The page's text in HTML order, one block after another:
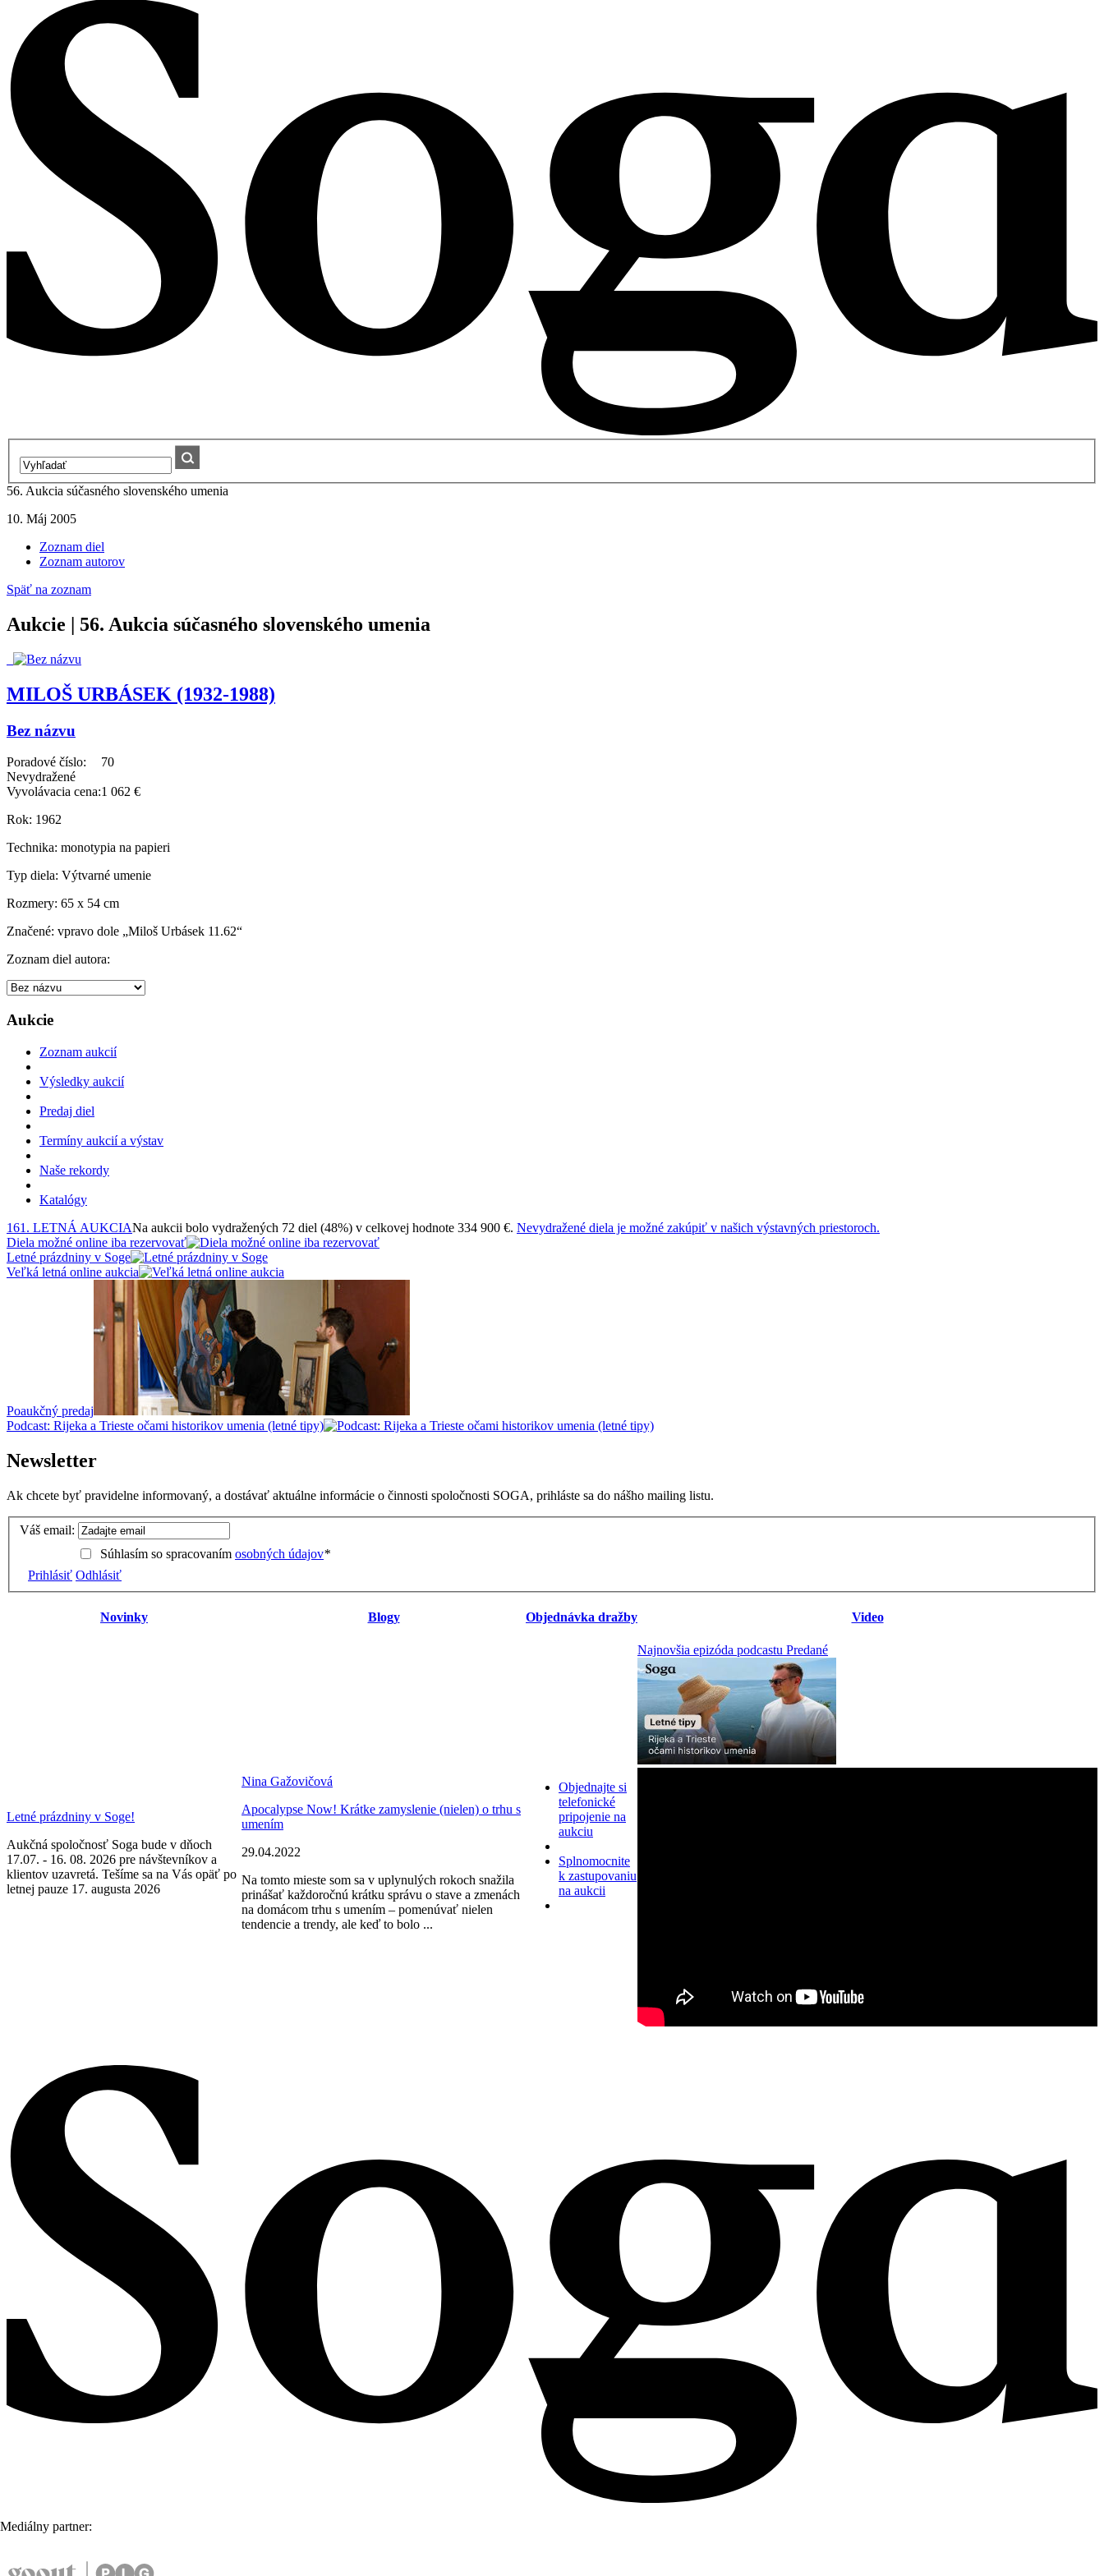
56. Aukcia súčasného slovenského umenia
10. Máj 2005
Zoznam diel
Zoznam autorov
Späť na zoznam
Aukcie | 56. Aukcia súčasného slovenského umenia
MILOŠ URBÁSEK (1932-1988)
Bez názvu
Poradové číslo:
70
Nevydražené
Vyvolávacia cena:1 062 €
Rok: 1962
Technika: monotypia na papieri
Typ diela: Výtvarné umenie
Rozmery: 65 x 54 cm
Značené: vpravo dole „Miloš Urbásek 11.62“
Zoznam diel autora:
Aukcie
Zoznam aukcií
Výsledky aukcií
Predaj diel
Termíny aukcií a výstav
Naše rekordy
Katalógy
161. LETNÁ AUKCIANa aukcii bolo vydražených 72 diel (48%) v celkovej hodnote 334 900 €. Nevydražené diela je možné zakúpiť v našich výstavných priestoroch.
Diela možné online iba rezervovať
Letné prázdniny v Soge
Veľká letná online aukcia
Poaukčný predaj
Podcast: Rijeka a Trieste očami historikov umenia (letné tipy)
Newsletter
Ak chcete byť pravidelne informovaný, a dostávať aktuálne informácie o činnosti spoločnosti SOGA, prihláste sa do nášho mailing listu.
Váš email:
Súhlasím so spracovaním osobných údajov*
Prihlásiť Odhlásiť
Novinky Blogy Objednávka dražby Video
Letné prázdniny v Soge!
Aukčná spoločnosť Soga bude v dňoch
17.07. - 16. 08. 2026 pre návštevníkov a
klientov uzavretá. Tešíme sa na Vás opäť po
letnej pauze 17. augusta 2026
Nina Gažovičová
Apocalypse Now! Krátke zamyslenie (nielen) o trhu s
umením
29.04.2022
Na tomto mieste som sa v uplynulých rokoch snažila
prinášať každoročnú krátku správu o stave a zmenách
na domácom trhu s umením – pomenúvať nielen
tendencie a trendy, ale keď to bolo ...
Objednajte si
telefonické
pripojenie na
aukciu
Splnomocnite
k zastupovaniu
na aukcii
Najnovšia epizóda podcastu Predané
Mediálny partner: